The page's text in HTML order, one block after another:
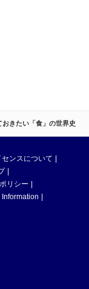
おきたい「食」の世界史
センスについて
リシー